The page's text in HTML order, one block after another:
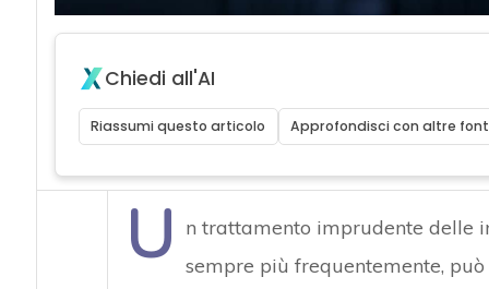
Chiedi all'AI
Riassumi questo articolo Approfondisci con altre
U
n trattamento imprudente delle
sempre più frequentemente,